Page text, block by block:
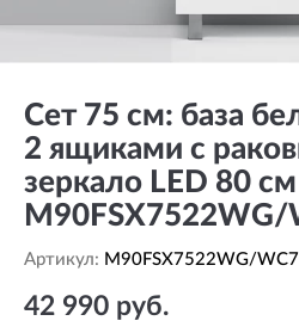
Сет 75 см: база
2 ящиками с
зеркало LED 80
Артикул: M90FSX7522WG/
42 990 руб.